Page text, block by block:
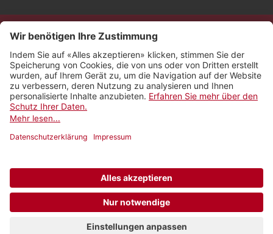
Kontakt
Impressum
Rechtliches
Netiquette
Newsletter abonnieren